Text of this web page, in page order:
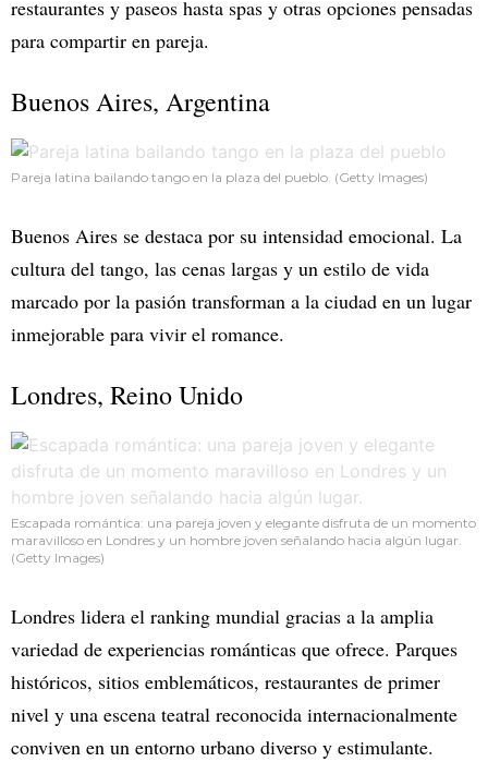
restaurantes y paseos hasta spas y otras opciones pensadas
para compartir en pareja.
Buenos Aires, Argentina
Pareja latina bailando tango en la plaza del pueblo. (Getty Images)
Buenos Aires se destaca por su intensidad emocional. La
cultura del tango, las cenas largas y un estilo de vida
marcado por la pasión transforman a la ciudad en un lugar
inmejorable para vivir el romance.
Londres, Reino Unido
Escapada romántica: una pareja joven y elegante disfruta de un momento
maravilloso en Londres y un hombre joven señalando hacia algún lugar.
(Getty Images)
Londres lidera el ranking mundial gracias a la amplia
variedad de experiencias románticas que ofrece. Parques
históricos, sitios emblemáticos, restaurantes de primer
nivel y una escena teatral reconocida internacionalmente
conviven en un entorno urbano diverso y estimulante.